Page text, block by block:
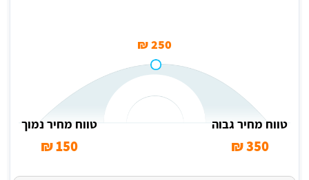
250 ₪
טווח מחיר גבוה
350 ₪
טווח מחיר נמוך
150 ₪